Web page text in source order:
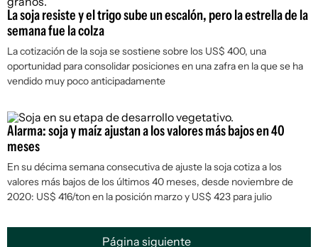
La soja resiste y el trigo sube un escalón, pero la estrella de la
semana fue la colza
La cotización de la soja se sostiene sobre los US$ 400, una
oportunidad para consolidar posiciones en una zafra en la que se ha
vendido muy poco anticipadamente
Alarma: soja y maíz ajustan a los valores más bajos en 40
meses
En su décima semana consecutiva de ajuste la soja cotiza a los
valores más bajos de los últimos 40 meses, desde noviembre de
2020: US$ 416/ton en la posición marzo y US$ 423 para julio
Página siguiente